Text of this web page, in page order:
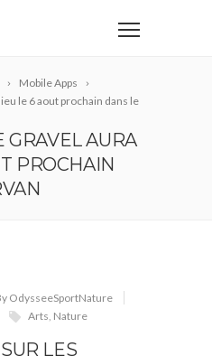
Mobile Apps
le 6 aout prochain dans le
GRAVEL AURA
PROCHAIN
OdysseeSportNature
Arts, Nature
LES